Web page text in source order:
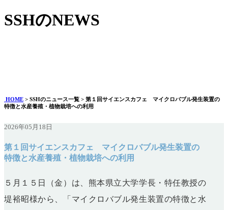
SSHのNEWS
HOME > SSHのニュース一覧 > 第１回サイエンスカフェ マイクロバブル発生装置の
特徴と水産養殖・植物栽培への利用
2026年05月18日
第１回サイエンスカフェ マイクロバブル発生装置の
特徴と水産養殖・植物栽培への利用
５月１５日（金）は、熊本県立大学学長・特任教授の
堤裕昭様から、「マイクロバブル発生装置の特徴と水